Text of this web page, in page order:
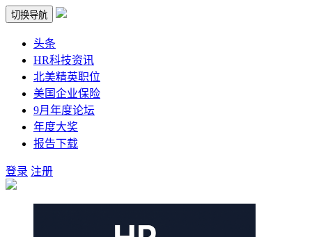
切换导航
头条
HR科技资讯
北美精英职位
美国企业保险
9月年度论坛
年度大奖
报告下载
登录 注册